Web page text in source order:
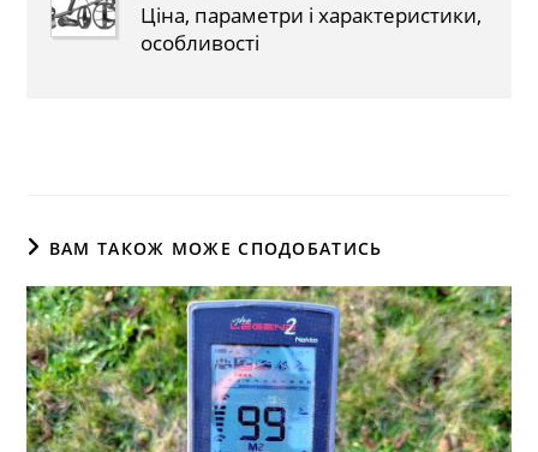
Ціна, параметри і характеристики,
особливості
ВАМ ТАКОЖ МОЖЕ СПОДОБАТИСЬ